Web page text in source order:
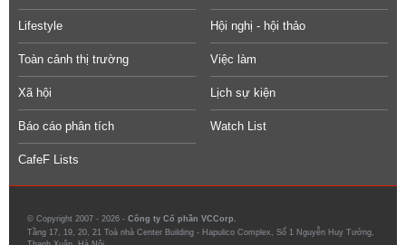
Lifestyle
Toàn cảnh thị trường
Xã hội
Báo cáo phân tích
CafeF Lists
Hội nghị - hội thảo
Việc làm
Lịch sự kiện
Watch List
© Copyright 2007 - 2026 - Công ty Cổ phần VCCorp.
Tầng 17, 19, 20, 21 Toà nhà Center Building - Hapulico Complex, Số 1 Nguyễn Huy Tưởng,